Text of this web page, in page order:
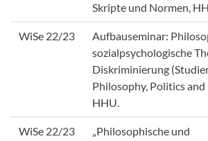
Skripte und Normen,
WiSe 22/23
Aufbauseminar:
sozialpsychologische
Diskriminierung
Philosophy, Politics and
HHU.
WiSe 22/23
„Philosophische und